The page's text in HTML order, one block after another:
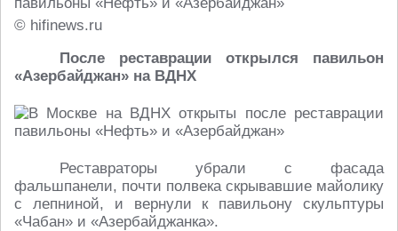
© hifinews.ru
После реставрации открылся павильон
«Азербайджан» на ВДНХ
Реставраторы убрали с фасада
фальшпанели, почти полвека скрывавшие майолику
с лепниной, и вернули к павильону скульптуры
«Чабан» и «Азербайджанка».